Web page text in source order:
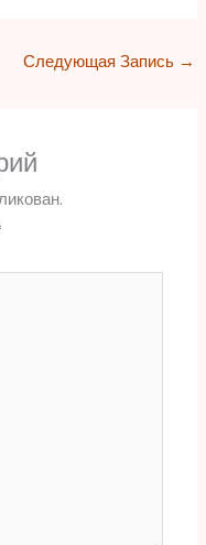
Следующая Запись →